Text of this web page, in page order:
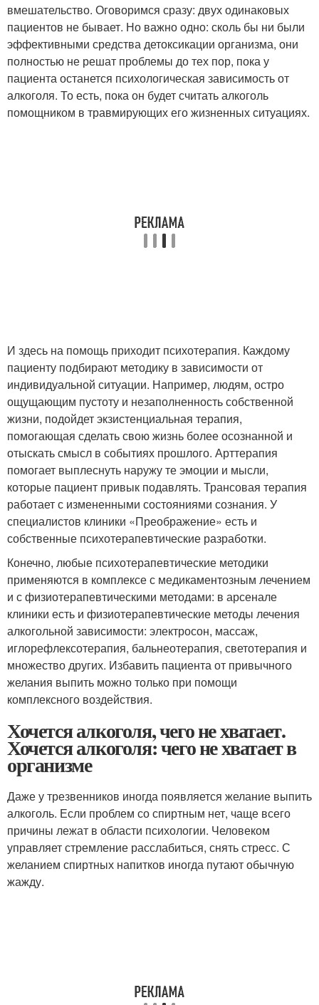
вмешательство. Оговоримся сразу: двух одинаковых
пациентов не бывает. Но важно одно: сколь бы ни были
эффективными средства детоксикации организма, они
полностью не решат проблемы до тех пор, пока у
пациента останется психологическая зависимость от
алкоголя. То есть, пока он будет считать алкоголь
помощником в травмирующих его жизненных ситуациях.
И здесь на помощь приходит психотерапия. Каждому
пациенту подбирают методику в зависимости от
индивидуальной ситуации. Например, людям, остро
ощущающим пустоту и незаполненность собственной
жизни, подойдет экзистенциальная терапия,
помогающая сделать свою жизнь более осознанной и
отыскать смысл в событиях прошлого. Арттерапия
помогает выплеснуть наружу те эмоции и мысли,
которые пациент привык подавлять. Трансовая терапия
работает с измененными состояниями сознания. У
специалистов клиники «Преображение» есть и
собственные психотерапевтические разработки.
Конечно, любые психотерапевтические методики
применяются в комплексе с медикаментозным лечением
и с физиотерапевтическими методами: в арсенале
клиники есть и физиотерапевтические методы лечения
алкогольной зависимости: электросон, массаж,
иглорефлексотерапия, бальнеотерапия, светотерапия и
множество других. Избавить пациента от привычного
желания выпить можно только при помощи
комплексного воздействия.
Хочется алкоголя, чего не хватает.
Хочется алкоголя: чего не хватает в
организме
Даже у трезвенников иногда появляется желание выпить
алкоголь. Если проблем со спиртным нет, чаще всего
причины лежат в области психологии. Человеком
управляет стремление расслабиться, снять стресс. С
желанием спиртных напитков иногда путают обычную
жажду.